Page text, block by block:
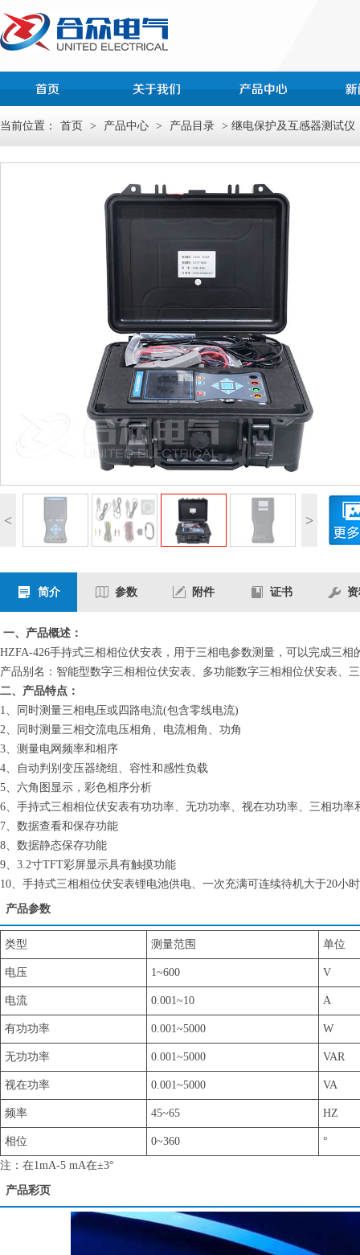
当前位置： 首页 > 产品中心 > 产品目录 > 继电保护及互感器测试仪
< >
简介 参数 附件 证书
一、产品概述：
HZFA-426手持式三相相位伏安表，用于三相电参数测量，可以完成三
产品别名：智能型数字三相相位伏安表、多功能数字三相相位伏安表、
二、产品特点：
1、同时测量三相电压或四路电流(包含零线电流)
2、同时测量三相交流电压相角、电流相角、功角
3、测量电网频率和相序
4、自动判别变压器绕组、容性和感性负载
5、六角图显示，彩色相序分析
6、手持式三相相位伏安表有功功率、无功功率、视在功功率、三相功率
7、数据查看和保存功能
8、数据静态保存功能
9、3.2寸TFT彩屏显示具有触摸功能
10、手持式三相相位伏安表锂电池供电、一次充满可连续待机大于20小
产品参数
类型 测量范围 单位
电压 1~600 V
电流 0.001~10 A
有功功率 0.001~5000 W
无功功率 0.001~5000 VAR
视在功率 0.001~5000 VA
频率 45~65 HZ
相位 0~360
°
注：在1mA-5 mA在±3°
产品彩页